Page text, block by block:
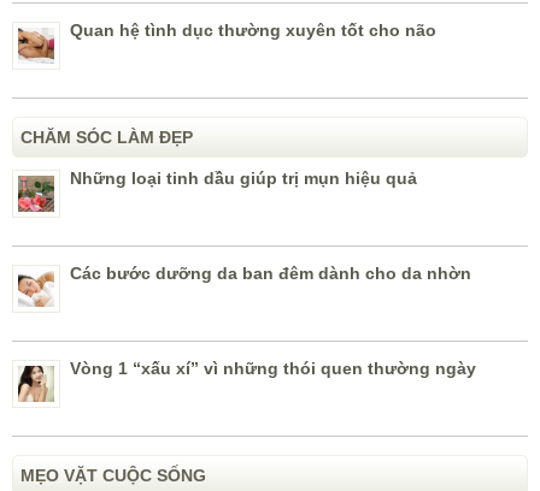
Quan hệ tình dục thường xuyên tốt cho não
CHĂM SÓC LÀM ĐẸP
Những loại tinh dầu giúp trị mụn hiệu quả
Các bước dưỡng da ban đêm dành cho da nhờn
Vòng 1 “xấu xí” vì những thói quen thường ngày
MẸO VẶT CUỘC SỐNG